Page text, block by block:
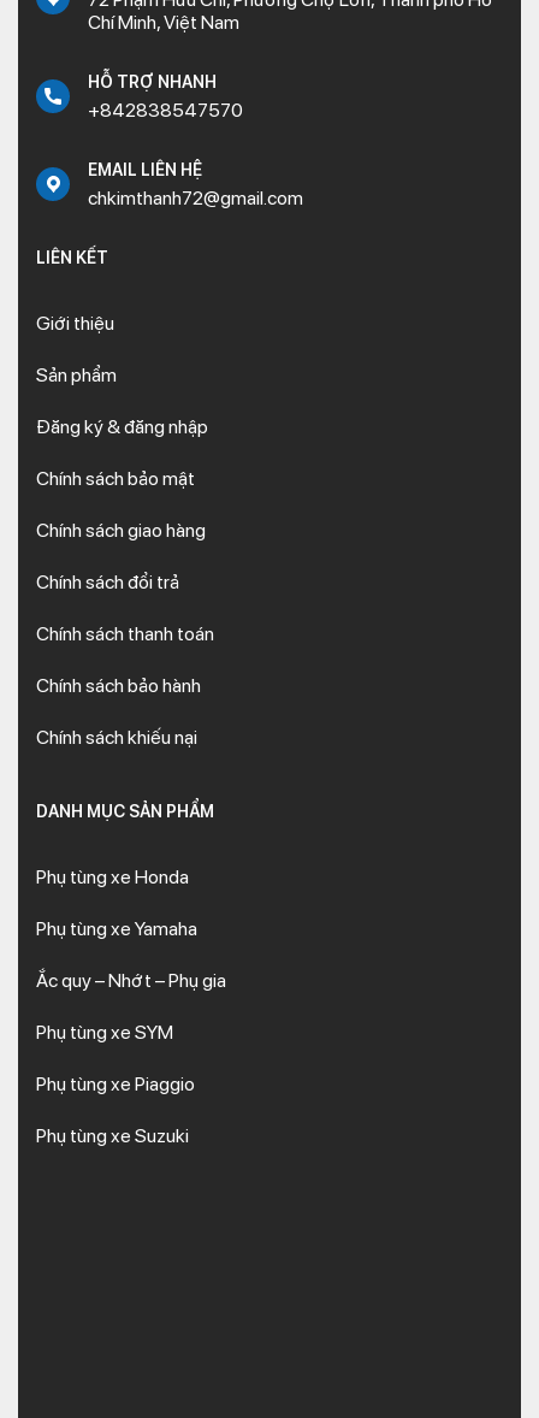
Chí Minh, Việt Nam
HỖ TRỢ NHANH
+842838547570
EMAIL LIÊN HỆ
chkimthanh72@gmail.com
LIÊN KẾT
Giới thiệu
Sản phẩm
Đăng ký & đăng nhập
Chính sách bảo mật
Chính sách giao hàng
Chính sách đổi trả
Chính sách thanh toán
Chính sách bảo hành
Chính sách khiếu nại
DANH MỤC SẢN PHẨM
Phụ tùng xe Honda
Phụ tùng xe Yamaha
Ắc quy – Nhớt – Phụ gia
Phụ tùng xe SYM
Phụ tùng xe Piaggio
Phụ tùng xe Suzuki